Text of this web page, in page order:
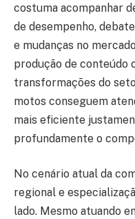
costuma acompanhar
de desempenho,
e mudanças no
produção de conteúdo
transformações do
motos conseguem
mais eficiente
profundamente o
No cenário atual da
regional e
lado. Mesmo atuando